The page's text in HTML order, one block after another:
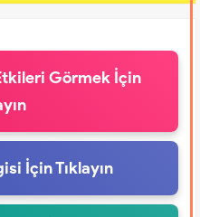
Görmek İçin
İçin Tıklayın